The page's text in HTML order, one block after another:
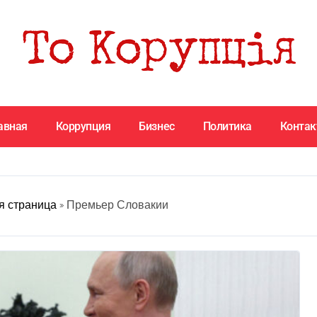
Коррупция Бизнес Политика
страница » Премьер Словакии